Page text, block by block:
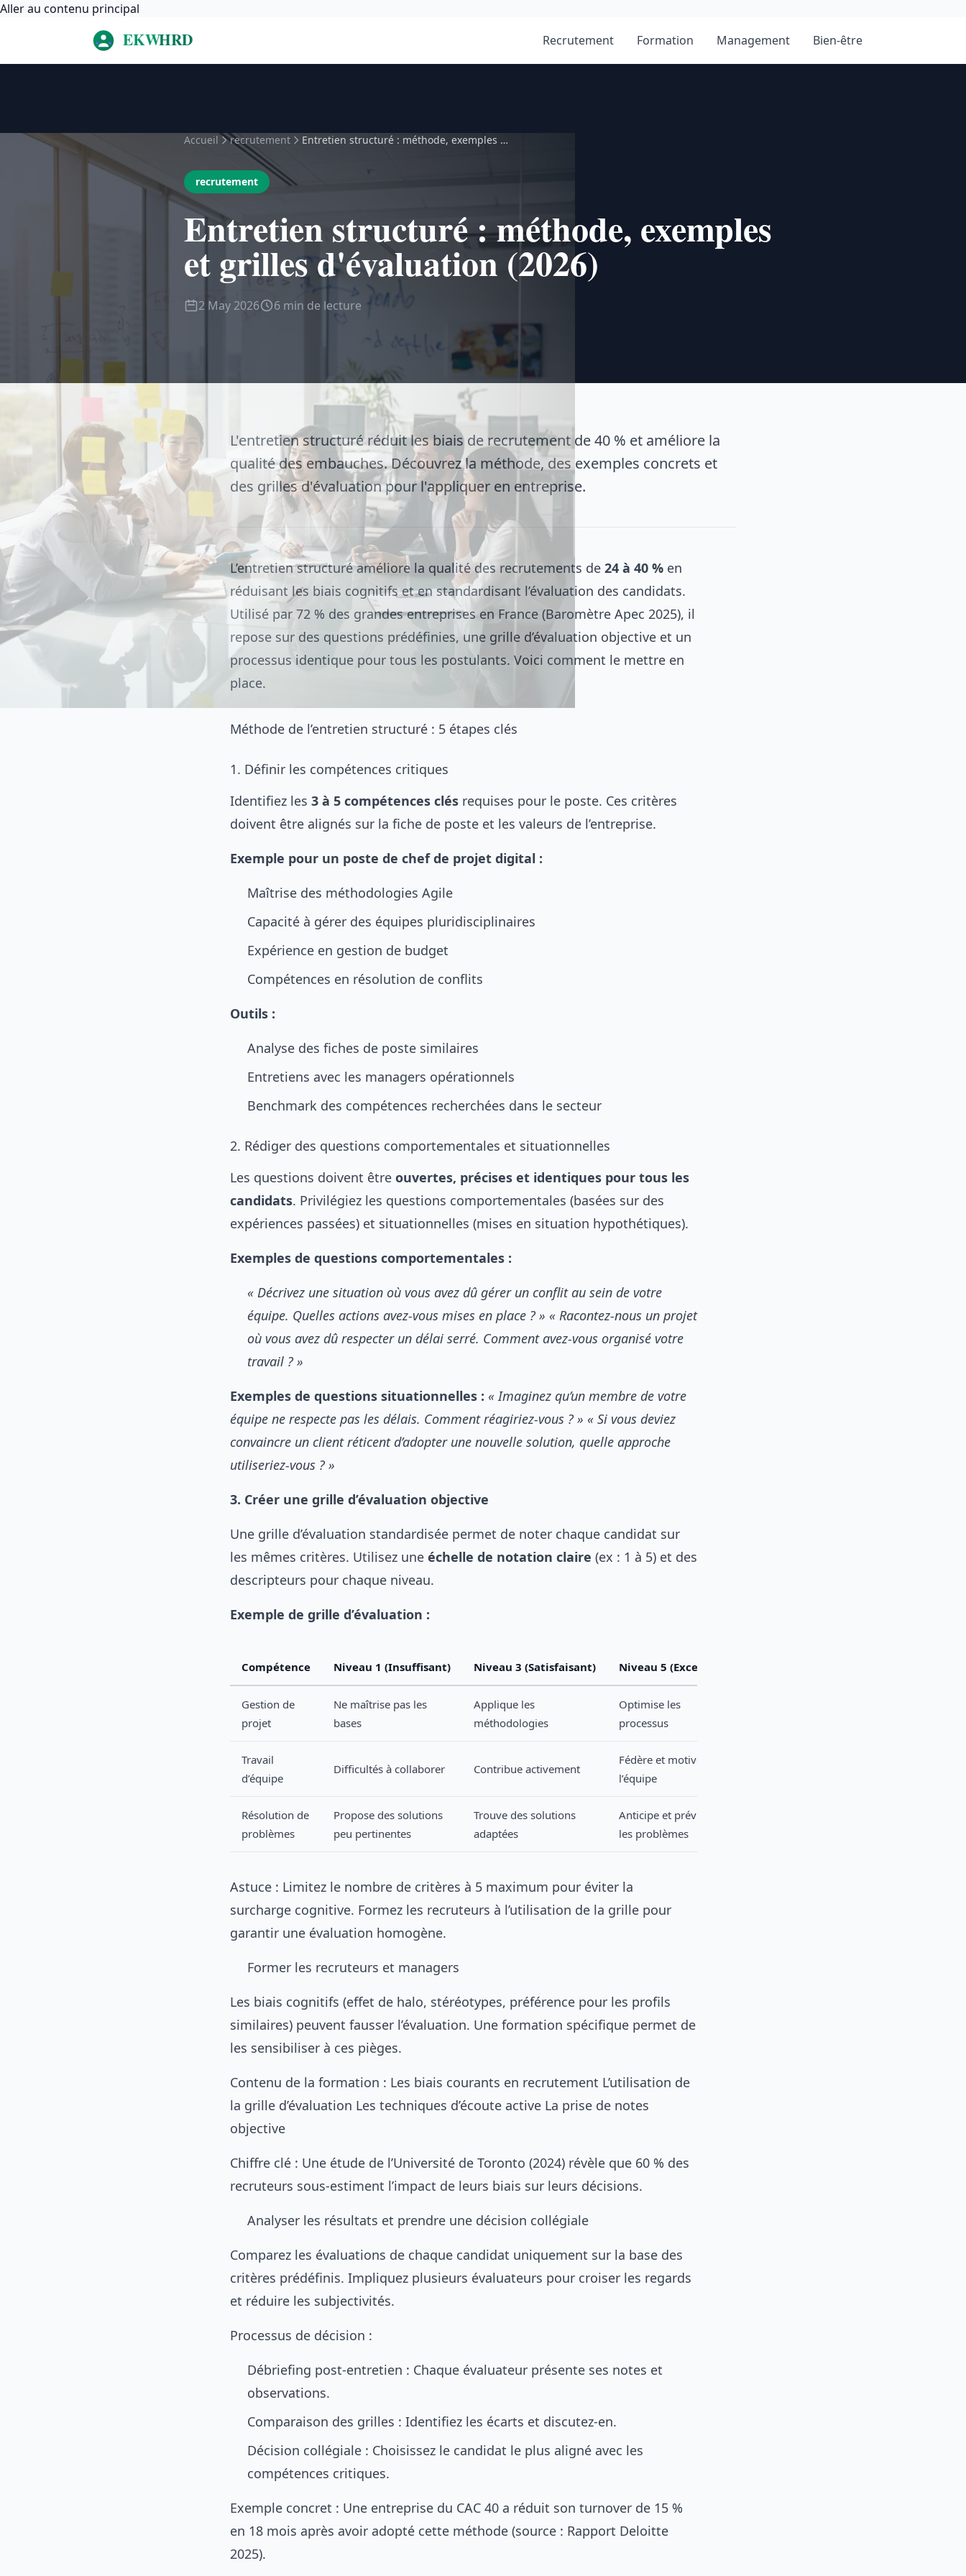
Aller au contenu principal
Recrutement
Formation Management Bien-être
Accueil recrutement Entretien structuré : méthode, exemples …
recrutement
Entretien structuré : méthode, exemples
et grilles d'évaluation (2026)
2 May 2026 6 min de lecture
L'entretien structuré réduit les biais de recrutement de 40 % et améliore la
qualité des embauches. Découvrez la méthode, des exemples concrets et
des grilles d'évaluation pour l'appliquer en entreprise.
L’entretien structuré améliore la qualité des recrutements de 24 à 40 % en
réduisant les biais cognitifs et en standardisant l’évaluation des candidats.
Utilisé par 72 % des grandes entreprises en France (Baromètre Apec 2025), il
repose sur des questions prédéfinies, une grille d’évaluation objective et un
processus identique pour tous les postulants. Voici comment le mettre en
place.
Méthode de l’entretien structuré : 5 étapes clés
1. Définir les compétences critiques
Identifiez les 3 à 5 compétences clés requises pour le poste. Ces critères
doivent être alignés sur la fiche de poste et les valeurs de l’entreprise.
Exemple pour un poste de chef de projet digital :
Maîtrise des méthodologies Agile
Capacité à gérer des équipes pluridisciplinaires
Expérience en gestion de budget
Compétences en résolution de conflits
Outils :
Analyse des fiches de poste similaires
Entretiens avec les managers opérationnels
Benchmark des compétences recherchées dans le secteur
2. Rédiger des questions comportementales et situationnelles
Les questions doivent être ouvertes, précises et identiques pour tous les
candidats. Privilégiez les questions comportementales (basées sur des
expériences passées) et situationnelles (mises en situation hypothétiques).
Exemples de questions comportementales :
« Décrivez une situation où vous avez dû gérer un conflit au sein de votre
équipe. Quelles actions avez-vous mises en place ? » « Racontez-nous un projet
où vous avez dû respecter un délai serré. Comment avez-vous organisé votre
travail ? »
Exemples de questions situationnelles : « Imaginez qu’un membre de votre
équipe ne respecte pas les délais. Comment réagiriez-vous ? » « Si vous deviez
convaincre un client réticent d’adopter une nouvelle solution, quelle approche
utiliseriez-vous ? »
3. Créer une grille d’évaluation objective
Une grille d’évaluation standardisée permet de noter chaque candidat sur
les mêmes critères. Utilisez une échelle de notation claire (ex : 1 à 5) et des
descripteurs pour chaque niveau.
Exemple de grille d’évaluation :
Compétence Niveau 1 (Insuffisant) Niveau 3 (Satisfaisant) Niveau 5 (Excellent)
Gestion de
projet
Ne maîtrise pas les
bases
Applique les
méthodologies
Optimise les
processus
Travail
d’équipe
Difficultés à collaborer Contribue activement
Fédère et motive
l’équipe
Résolution de
problèmes
Propose des solutions
peu pertinentes
Trouve des solutions
adaptées
Anticipe et prévient
les problèmes
Astuce : Limitez le nombre de critères à 5 maximum pour éviter la
surcharge cognitive. Formez les recruteurs à l’utilisation de la grille pour
garantir une évaluation homogène.
Former les recruteurs et managers
Les biais cognitifs (effet de halo, stéréotypes, préférence pour les profils
similaires) peuvent fausser l’évaluation. Une formation spécifique permet de
les sensibiliser à ces pièges.
Contenu de la formation : Les biais courants en recrutement L’utilisation de
la grille d’évaluation Les techniques d’écoute active La prise de notes
objective
Chiffre clé : Une étude de l’Université de Toronto (2024) révèle que 60 % des
recruteurs sous-estiment l’impact de leurs biais sur leurs décisions.
Analyser les résultats et prendre une décision collégiale
Comparez les évaluations de chaque candidat uniquement sur la base des
critères prédéfinis. Impliquez plusieurs évaluateurs pour croiser les regards
et réduire les subjectivités.
Processus de décision :
Débriefing post-entretien : Chaque évaluateur présente ses notes et
observations.
Comparaison des grilles : Identifiez les écarts et discutez-en.
Décision collégiale : Choisissez le candidat le plus aligné avec les
compétences critiques.
Exemple concret : Une entreprise du CAC 40 a réduit son turnover de 15 %
en 18 mois après avoir adopté cette méthode (source : Rapport Deloitte
2025).